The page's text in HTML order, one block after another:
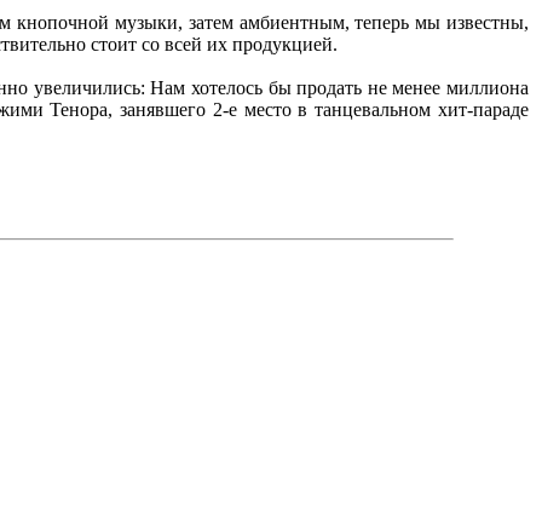
кнопочной музыки, затем амбиентным, теперь мы известны,
стоит со всей их продукцией.
увеличились: Нам хотелось бы продать не менее миллиона
Тенора, занявшего 2-е место в танцевальном хит-параде